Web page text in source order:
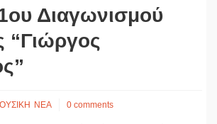
Διαγωνισμού
“Γιώργος
ΝΕΑ 0 comments